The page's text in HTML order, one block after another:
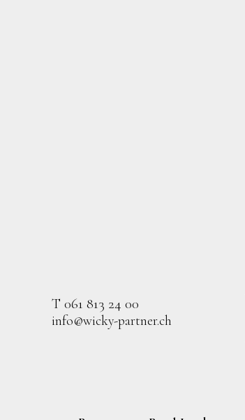
T 061 813 24 00
info@wicky-partner.ch